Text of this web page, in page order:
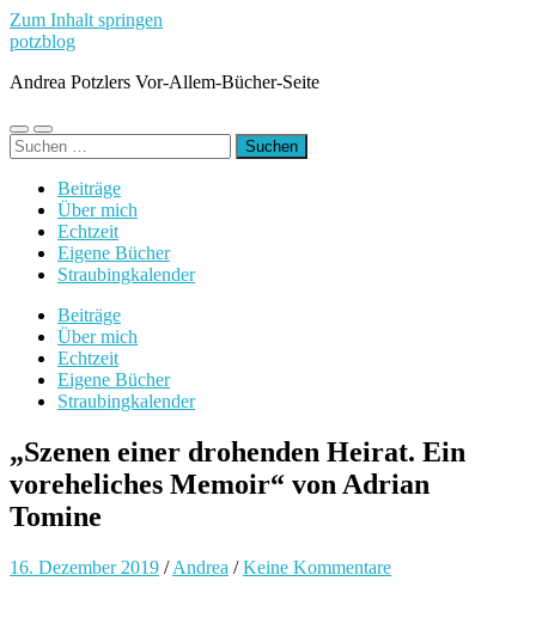
Zum Inhalt springen
potzblog
Andrea Potzlers Vor-Allem-Bücher-Seite
Mobile-
Menü
Suchfeld
ein-/ausblenden
Suchen
nach:
Beiträge
Über mich
Echtzeit
Eigene Bücher
Straubingkalender
Beiträge
Über mich
Echtzeit
Eigene Bücher
Straubingkalender
„Szenen einer drohenden Heirat. Ein
voreheliches Memoir“ von Adrian
Tomine
16. Dezember 2019 /Andrea /Keine Kommentare